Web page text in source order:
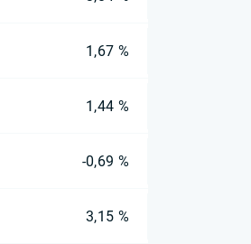
1,67 %
1,44 %
-0,69 %
3,15 %